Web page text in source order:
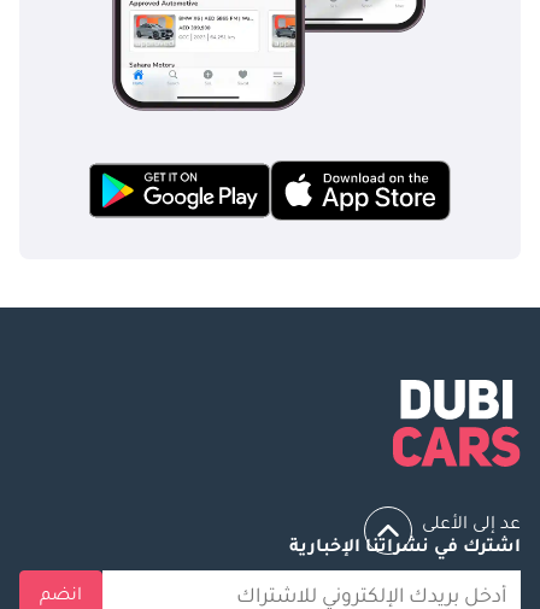
مكبرات صوت، ونوافذ
السلامة وسائد
هوائية أمامية مزدوجة،
ونظام مكابح مانعة
الأطفال ISOFIX،
ونظام منع الحركة
الرقمي. تشمل أبرز
مزايا التصميم الخارجي
بروجكتور، ومصابيح
نهارية (DRLs)،
ومصابيح ضباب،
عد إلى الأعلى
اشترك في نشراتنا الإخبارية
انضم